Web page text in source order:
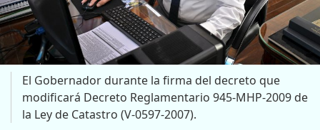
El Gobernador durante la firma del decreto que
modificará Decreto Reglamentario 945-MHP-2009 de
la Ley de Catastro (V-0597-2007).